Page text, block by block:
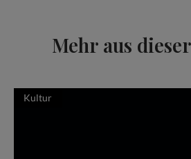
Mehr aus
Kultur